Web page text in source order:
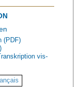
(PDF)
vis-